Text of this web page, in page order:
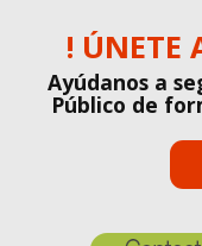
! ÚNETE
Ayúdanos a
Público de